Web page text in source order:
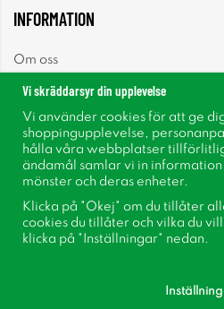
INFORMATION
Om oss
Nyhetsbrev
Om cookies
Inspiration
Vi skräddarsyr din upplevelse
Vi använder cookies för att ge
shoppingupplevelse,
hålla våra webbplatser
ändamål samlar vi in
mönster och deras enheter.
Klicka på "Okej" om du tillåter
cookies du tillåter och vilka du
klicka på "Inställningar" nedan.